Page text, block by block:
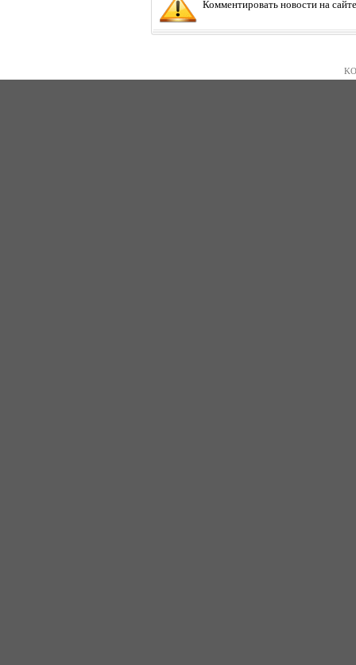
Комментировать новости на